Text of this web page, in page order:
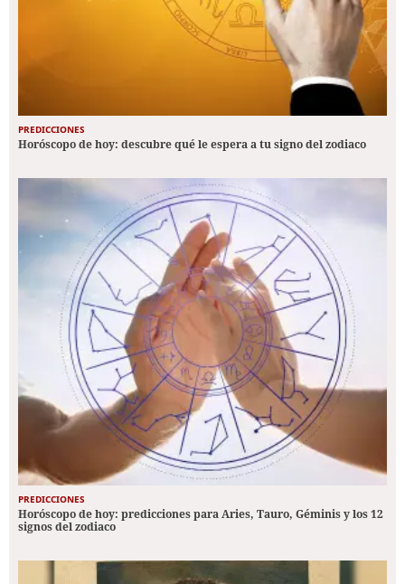
PREDICCIONES
Horóscopo de hoy: descubre qué le espera a tu signo del zodiaco
PREDICCIONES
Horóscopo de hoy: predicciones para Aries, Tauro, Géminis y los 12
signos del zodiaco